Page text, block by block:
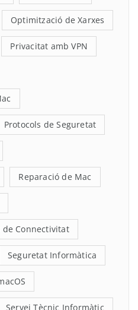
Optimització de Xarxes
Privacitat amb VPN
Protocols de Seguretat
Reparació de Mac
de Connectivitat
Seguretat Informàtica
Servei Tècnic Informàtic